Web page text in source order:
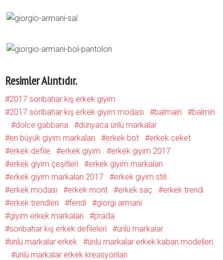
Resimler Alıntıdır.
2017 sonbahar kış erkek giyim
2017 sonbahar kış erkek giyim modası
balmain
balmin
dolce gabbana
dünyaca ünlü markalar
en büyük giyim markaları
erkek bot
erkek ceket
erkek defile
erkek giyim
erkek giyim 2017
erkek giyim çeşitleri
erkek giyim markaları
erkek giyim markaları 2017
erkek giyim stili
erkek modası
erkek mont erkek saç
erkek trendi
erkek trendleri
fendi
giorgi armani
giyim erkek markaları
prada
sonbahar kış erkek defileleri
ünlü markalar
ünlü markalar erkek
ünlü markalar erkek kaban modelleri
ünlü markalar erkek kreasyonları